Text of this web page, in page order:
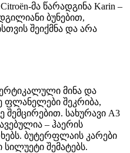
მა წარადგინა Karin –
ბუნებით,
შეიქმნა და არა
მინა და
ფლანელები შეკრიბა,
სახურავი A3
– ჰაერის
ბუტერფლაის კარები
შემატებს.